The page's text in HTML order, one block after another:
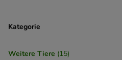
Kategorie
Weitere Tiere (15)